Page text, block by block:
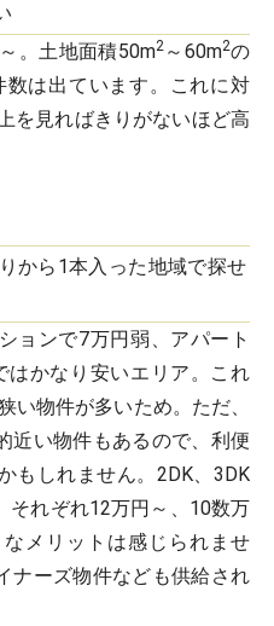
。土地面積50m2～60m2の
は出ています。これに対
を見ればきりがないほど高
から1本入った地域で探せ
ョンで7万円弱、アパート
はかなり安いエリア。これ
い物件が多いため。ただ、
近い物件もあるので、利便
もしれません。2DK、3DK
それぞれ12万円～、10数万
メリットは感じられませ
ナーズ物件なども供給され